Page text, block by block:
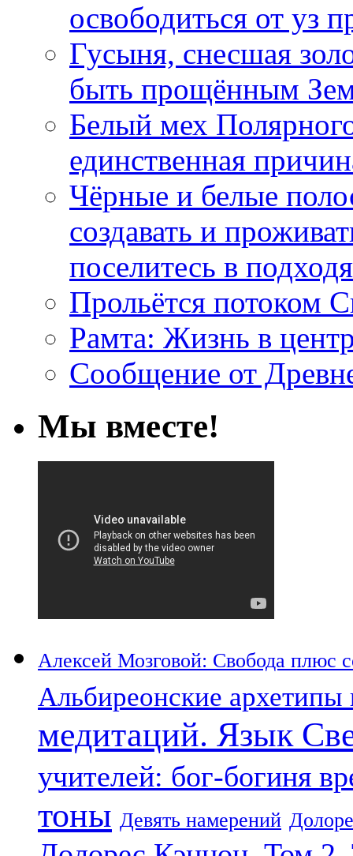
освободиться от уз
Гусыня, снесшая
быть прощённым
Белый мех
единственная
Чёрные и белые
создавать и
поселитесь в
Прольётся потоком
Рамта: Жизнь в
Сообщение от
Мы вместе!
Алексей Мозговой: Свобода плюс
Альбиреонские
медитаций. Язык
учителей: бог-богиня
тоны Девять намерений